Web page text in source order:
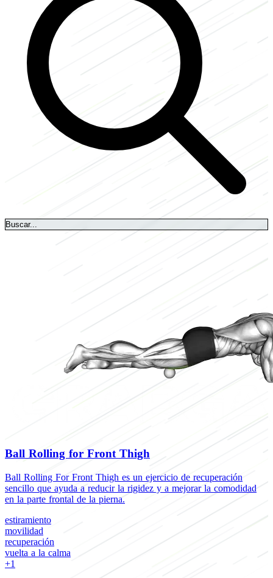
Ball Rolling for Front Thigh
Ball Rolling For Front Thigh es un ejercicio de recuperación
sencillo que ayuda a reducir la rigidez y a mejorar la comodidad
en la parte frontal de la pierna.
estiramiento
movilidad
recuperación
vuelta a la calma
+1